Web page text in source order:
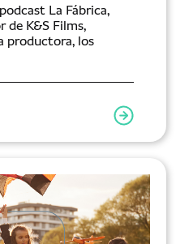
La Fábrica,
K&S Films,
productora, los